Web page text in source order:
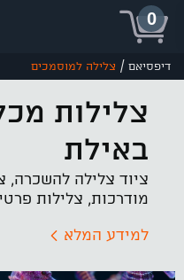
0
דיפסיאם / צלילה למוסמכים
צלילות
באילת
ציוד צלילה להשכרה,
מודרכות, צלילות
למידע המלא